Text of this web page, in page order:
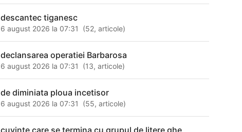
descantec tiganesc
6 august 2026 la 07:31 (52,articole)
declansarea operatiei Barbarosa
6 august 2026 la 07:31 (13,articole)
de diminiata ploua incetisor
6 august 2026 la 07:31 (55,articole)
cuvinte care se termina cu grupul de litere ghe